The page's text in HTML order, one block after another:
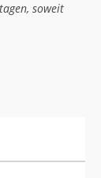
soweit